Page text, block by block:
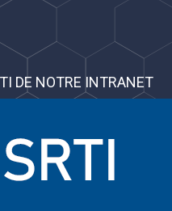
DE NOTRE INTRANET